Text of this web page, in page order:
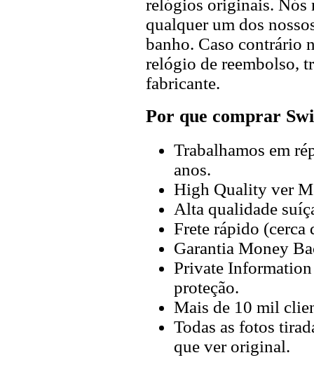
relógios originais. Nós
qualquer um dos
banho. Caso contrário
relógio de reembolso,
fabricante.
Por que comprar
Trabalhamos em
anos.
High Quality ver
Alta qualidade
Frete rápido (cerca
Garantia Money
Private
proteção.
Mais de 10 mil
Todas as fotos
que ver original.